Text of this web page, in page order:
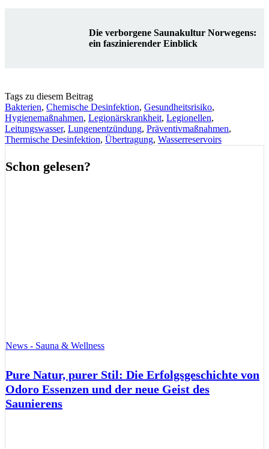
Die verborgene Saunakultur Norwegens:
ein faszinierender Einblick
Tags zu diesem Beitrag
Bakterien, Chemische Desinfektion, Gesundheitsrisiko,
Hygienemaßnahmen, Legionärskrankheit, Legionellen,
Leitungswasser, Lungenentzündung, Präventivmaßnahmen,
Thermische Desinfektion, Übertragung, Wasserreservoirs
Schon gelesen?
News - Sauna & Wellness
Pure Natur, purer Stil: Die Erfolgsgeschichte von
Odoro Essenzen und der neue Geist des
Saunierens